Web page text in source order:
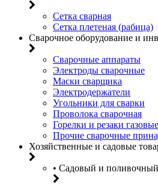
Сетка сварная
Сетка плетеная (рабица)
Сварочное оборудование и
Сварочные аппараты
Электроды сварочные
Маски сварщика
Электродержатели
Угольники для сварки
Проволока сварочная
Горелки и резаки газовые
Прочие сварочные
Хозяйственные и садовые
• Садовый и